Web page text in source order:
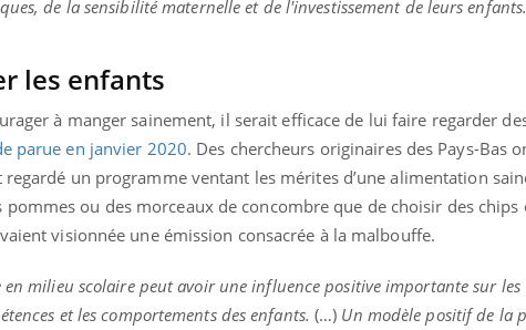
de la sensibilité maternelle et de l'investissement de leurs
les enfants
à manger sainement, il serait efficace de lui faire regarder
parue en janvier 2020. Des chercheurs originaires des Pays-Bas
un programme ventant les mérites d’une alimentation
ou des morceaux de concombre que de choisir des chips
visionnée une émission consacrée à la malbouffe.
milieu scolaire peut avoir une influence positive importante sur les
et les comportements des enfants. (…) Un modèle positif de la